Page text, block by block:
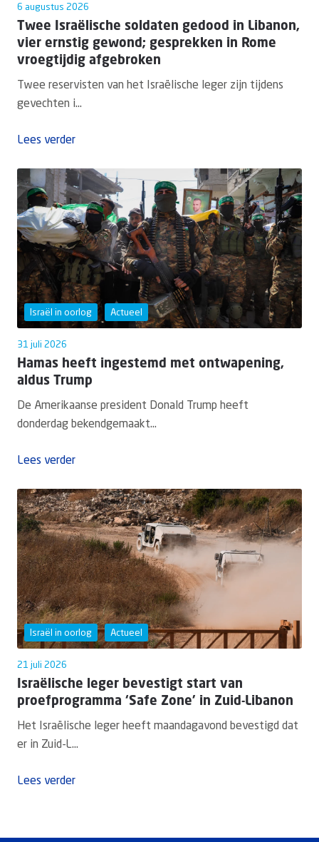
6 augustus 2026
Twee Israëlische soldaten gedood in Libanon,
vier ernstig gewond; gesprekken in Rome
vroegtijdig afgebroken
Twee reservisten van het Israëlische leger zijn tijdens
gevechten i...
Lees verder
Israël in oorlog Actueel
31 juli 2026
Hamas heeft ingestemd met ontwapening,
aldus Trump
De Amerikaanse president Donald Trump heeft
donderdag bekendgemaakt...
Lees verder
Israël in oorlog Actueel
21 juli 2026
Israëlische leger bevestigt start van
proefprogramma ‘Safe Zone’ in Zuid-Libanon
Het Israëlische leger heeft maandagavond bevestigd dat
er in Zuid-L...
Lees verder